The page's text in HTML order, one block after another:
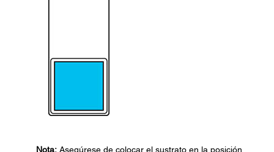
Nota: Asegúrese de colocar el sustrato en la posición